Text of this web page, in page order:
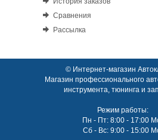
Сравнения
Рассылка
© Интернет-магазин
Магазин профессионального
инструмента, тюнинга и
Режим работы:
Пн - Пт: 8:00 - 17:00
Сб - Вс: 9:00 - 15:00